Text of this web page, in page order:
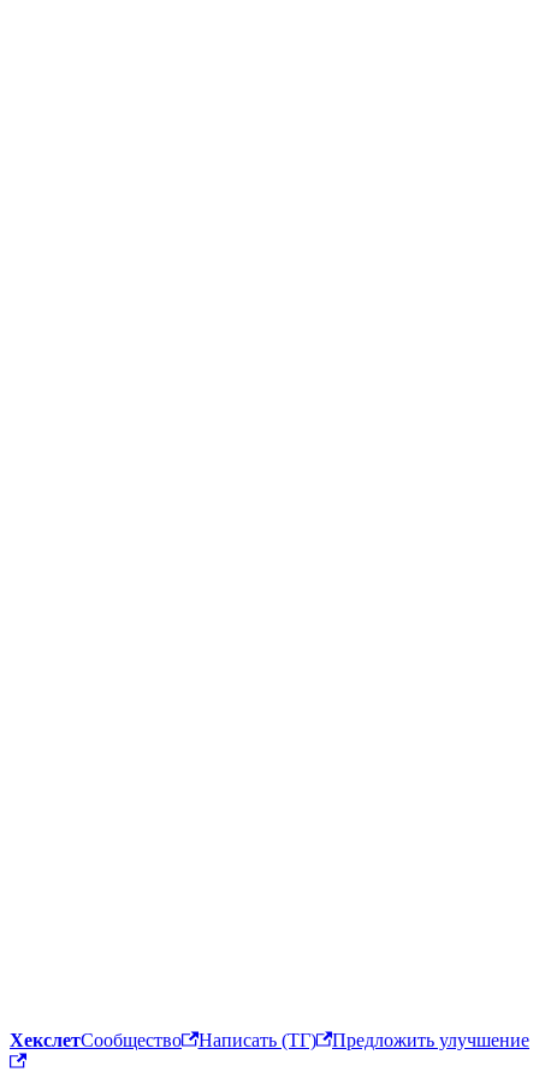
ХекслетСообщество Написать (ТГ) Предложить улучшение